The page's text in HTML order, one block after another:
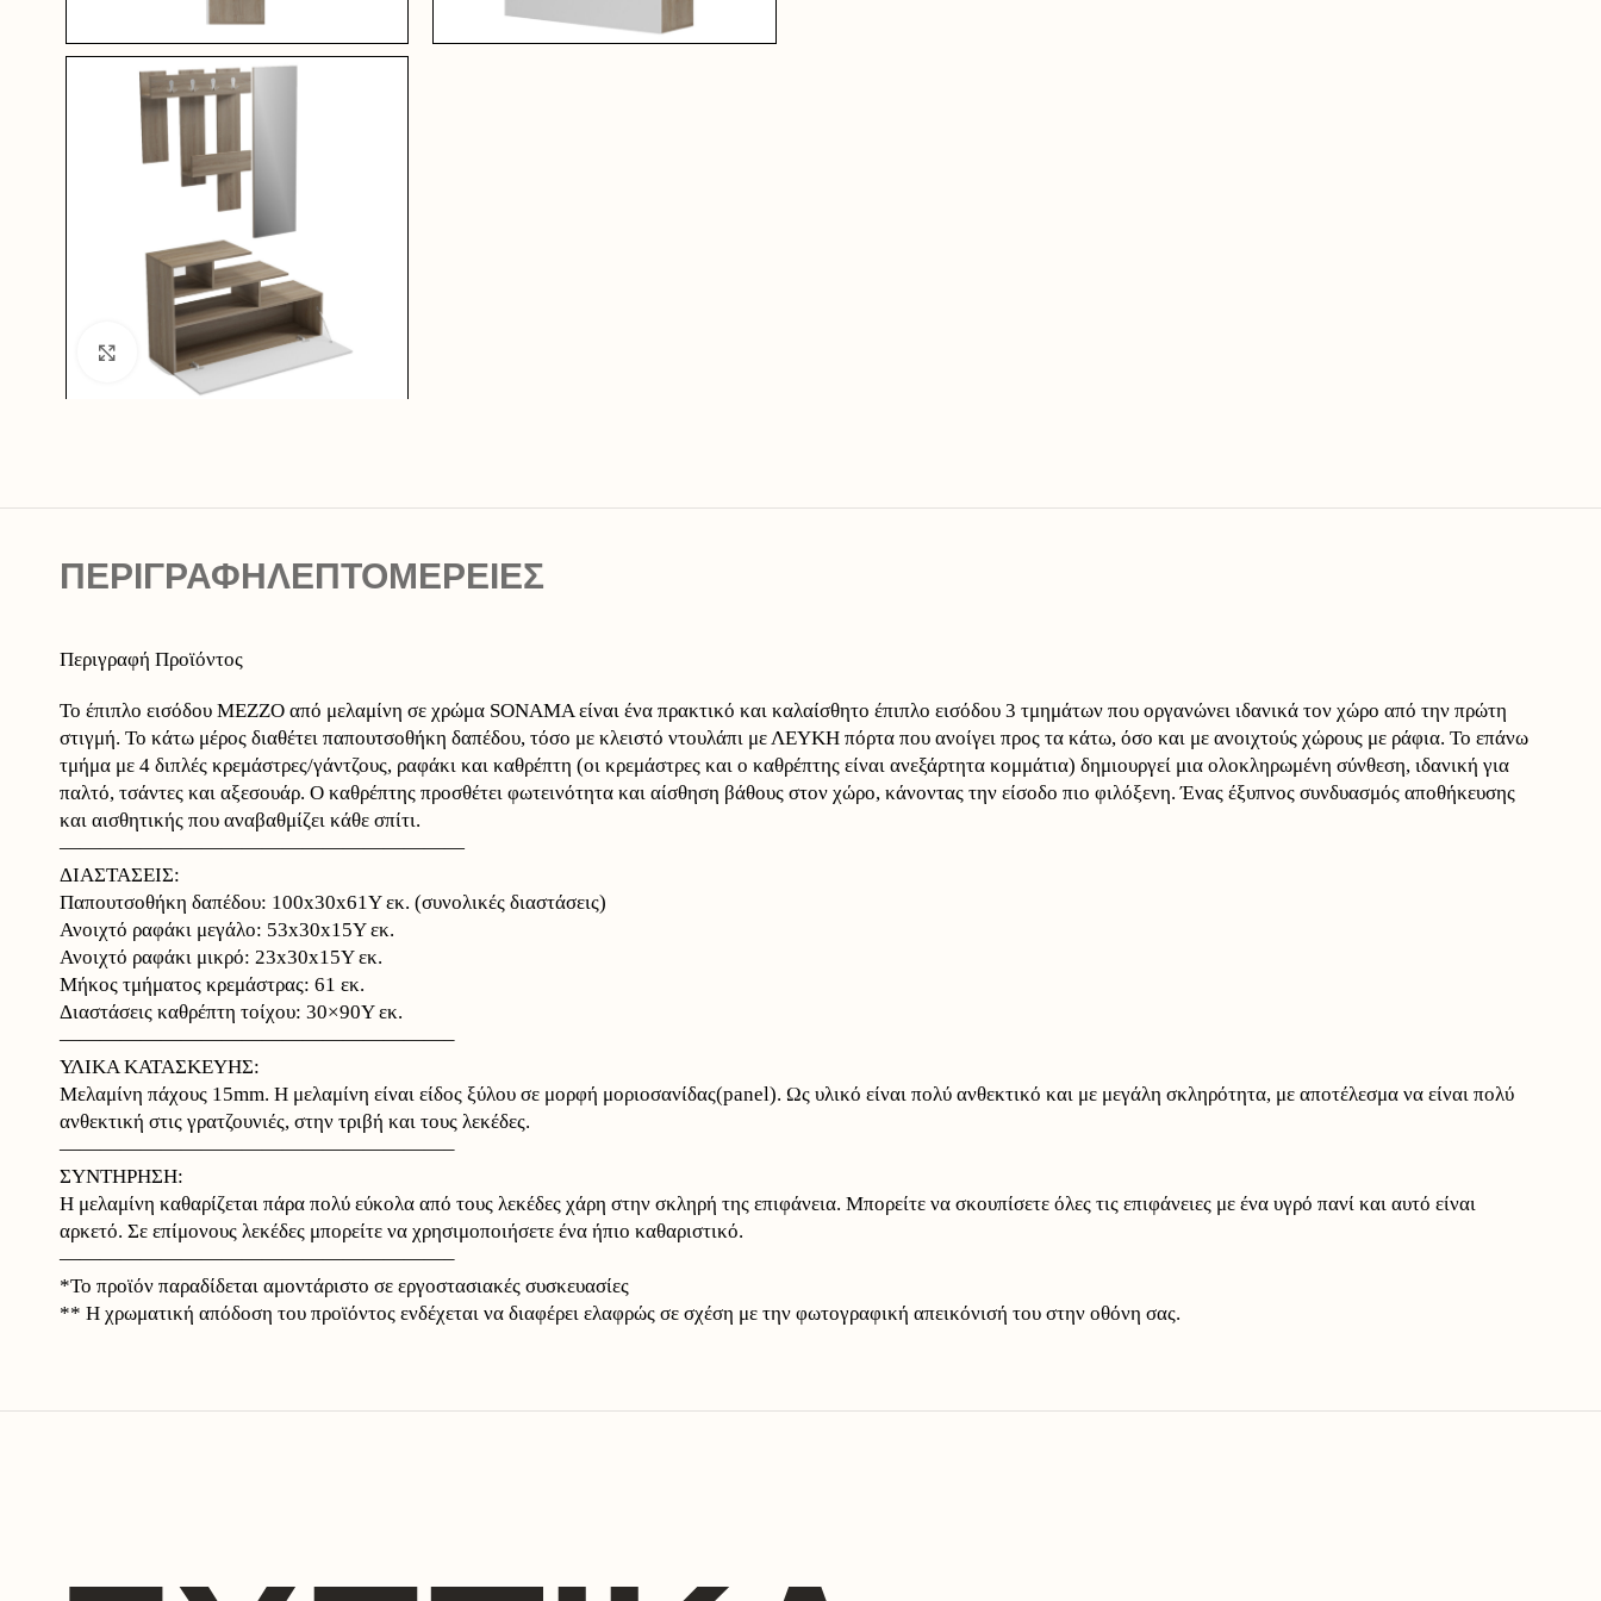
Click to enlarge
ΠΕΡΙΓΡΑΦΉΛΕΠΤΟΜΕΡΕΙΕΣ
Περιγραφή Προϊόντος
Το έπιπλο εισόδου ΜΕΖΖΟ από μελαμίνη σε χρώμα SONAMA είναι ένα πρακτικό και καλαίσθητο έπιπλο εισόδου 3 τμημάτων που οργανώνει ιδανικά τον χώρο από την πρώτη
στιγμή. Το κάτω μέρος διαθέτει παπουτσοθήκη δαπέδου, τόσο με κλειστό ντουλάπι με ΛΕΥΚΗ πόρτα που ανοίγει προς τα κάτω, όσο και με ανοιχτούς χώρους με ράφια. Το επάνω
τμήμα με 4 διπλές κρεμάστρες/γάντζους, ραφάκι και καθρέπτη (οι κρεμάστρες και ο καθρέπτης είναι ανεξάρτητα κομμάτια) δημιουργεί μια ολοκληρωμένη σύνθεση, ιδανική για
παλτό, τσάντες και αξεσουάρ. Ο καθρέπτης προσθέτει φωτεινότητα και αίσθηση βάθους στον χώρο, κάνοντας την είσοδο πιο φιλόξενη. Ένας έξυπνος συνδυασμός αποθήκευσης
και αισθητικής που αναβαθμίζει κάθε σπίτι.
————————————————————
ΔΙΑΣΤΑΣΕΙΣ:
Παπουτσοθήκη δαπέδου: 100x30x61Υ εκ. (συνολικές διαστάσεις)
Ανοιχτό ραφάκι μεγάλο: 53x30x15Υ εκ.
Ανοιχτό ραφάκι μικρό: 23x30x15Υ εκ.
Μήκος τμήματος κρεμάστρας: 61 εκ.
Διαστάσεις καθρέπτη τοίχου: 30×90Υ εκ.
———————————————————–
ΥΛΙΚΑ ΚΑΤΑΣΚΕΥΗΣ:
Μελαμίνη πάχους 15mm. Η μελαμίνη είναι είδος ξύλου σε μορφή μοριοσανίδας(panel). Ως υλικό είναι πολύ ανθεκτικό και με μεγάλη σκληρότητα, με αποτέλεσμα να είναι πολύ
ανθεκτική στις γρατζουνιές, στην τριβή και τους λεκέδες.
———————————————————–
ΣΥΝΤΗΡΗΣΗ:
Η μελαμίνη καθαρίζεται πάρα πολύ εύκολα από τους λεκέδες χάρη στην σκληρή της επιφάνεια. Μπορείτε να σκουπίσετε όλες τις επιφάνειες με ένα υγρό πανί και αυτό είναι
αρκετό. Σε επίμονους λεκέδες μπορείτε να χρησιμοποιήσετε ένα ήπιο καθαριστικό.
———————————————————–
*Το προϊόν παραδίδεται αμοντάριστο σε εργοστασιακές συσκευασίες
** Η χρωματική απόδοση του προϊόντος ενδέχεται να διαφέρει ελαφρώς σε σχέση με την φωτογραφική απεικόνισή του στην οθόνη σας.